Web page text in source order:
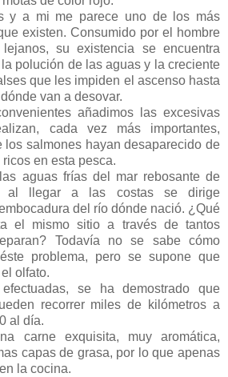
y a mi me parece uno de los más
existen. Consumido por el hombre
su existencia se encuentra
polución de las aguas y la creciente
que les impiden el ascenso hasta
van a desovar.
añadimos las excesivas
cada vez más importantes,
los salmones hayan desaparecido de
en esta pesca.
aguas frías del mar rebosante de
al llegar a las costas se dirige
del río dónde nació. ¿Qué
el mismo sitio a través de tantos
Todavía no se sabe cómo
problema, pero se supone que
olfato.
se ha demostrado que
recorrer miles de kilómetros a
al día.
carne exquisita, muy aromática,
capas de grasa, por lo que apenas
la cocina.